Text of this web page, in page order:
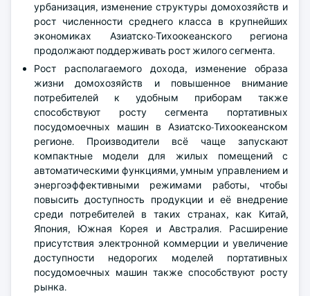
урбанизация, изменение структуры домохозяйств и
рост численности среднего класса в крупнейших
экономиках Азиатско-Тихоокеанского региона
продолжают поддерживать рост жилого сегмента.
Рост располагаемого дохода, изменение образа
жизни домохозяйств и повышенное внимание
потребителей к удобным приборам также
способствуют росту сегмента портативных
посудомоечных машин в Азиатско-Тихоокеанском
регионе. Производители всё чаще запускают
компактные модели для жилых помещений с
автоматическими функциями, умным управлением и
энергоэффективными режимами работы, чтобы
повысить доступность продукции и её внедрение
среди потребителей в таких странах, как Китай,
Япония, Южная Корея и Австралия. Расширение
присутствия электронной коммерции и увеличение
доступности недорогих моделей портативных
посудомоечных машин также способствуют росту
рынка.